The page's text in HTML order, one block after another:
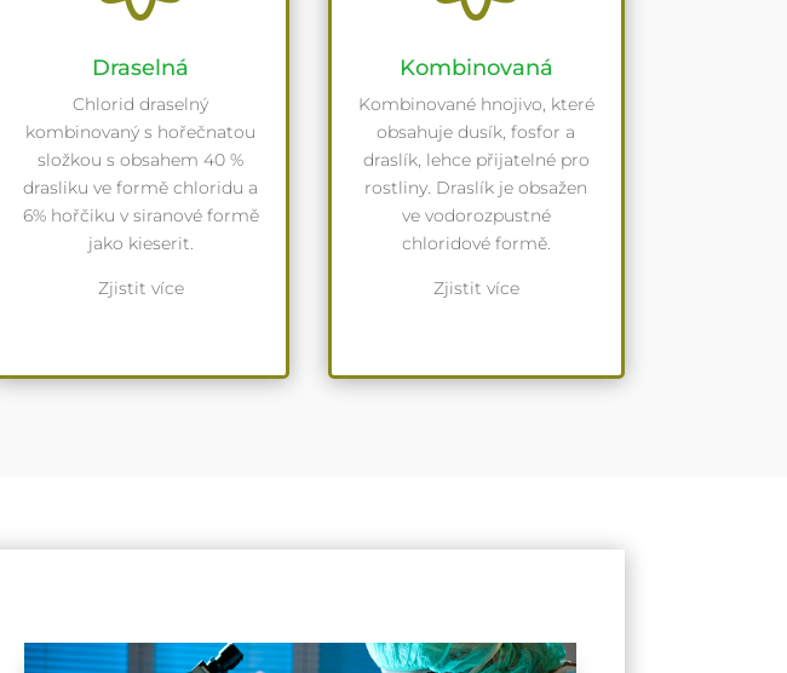
Draselná
Chlorid draselný
kombinovaný s hořečnatou
složkou s obsahem 40 %
drasliku ve formě chloridu a
6% hořčiku v siranové formě
jako kieserit.
Zjistit více
Kombinovaná
Kombinované hnojivo, které
obsahuje dusík, fosfor a
draslík, lehce přijatelné pro
rostliny. Draslík je obsažen
ve vodorozpustné
chloridové formě.
Zjistit více